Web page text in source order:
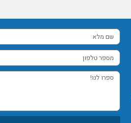
שם
מלא
מספר
טלפון
ספרו